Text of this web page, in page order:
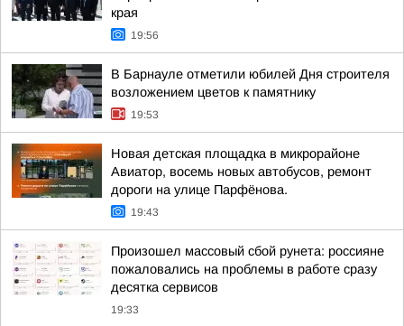
края
19:56
В Барнауле отметили юбилей Дня строителя
возложением цветов к памятнику
19:53
Новая детская площадка в микрорайоне
Авиатор, восемь новых автобусов, ремонт
дороги на улице Парфёнова.
19:43
Произошел массовый сбой рунета: россияне
пожаловались на проблемы в работе сразу
десятка сервисов
19:33